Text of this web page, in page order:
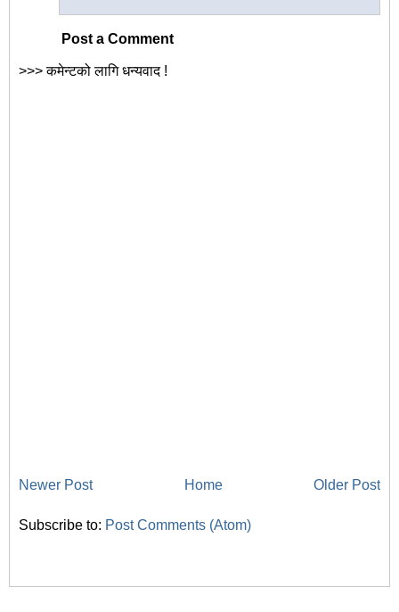
Post a Comment
>>> कमेन्टको लागि धन्यवाद !
Newer Post Older Post
Home
Subscribe to: Post Comments (Atom)